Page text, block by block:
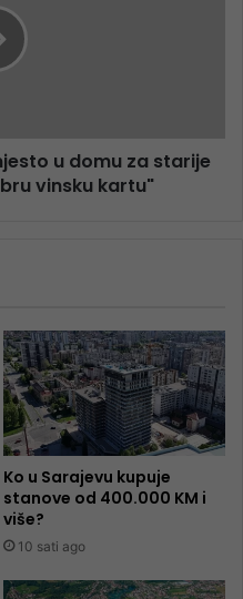
u domu za starije
vinsku kartu"
Ko u Sarajevu kupuje
stanove od 400.000 KM i
više?
10 sati ago